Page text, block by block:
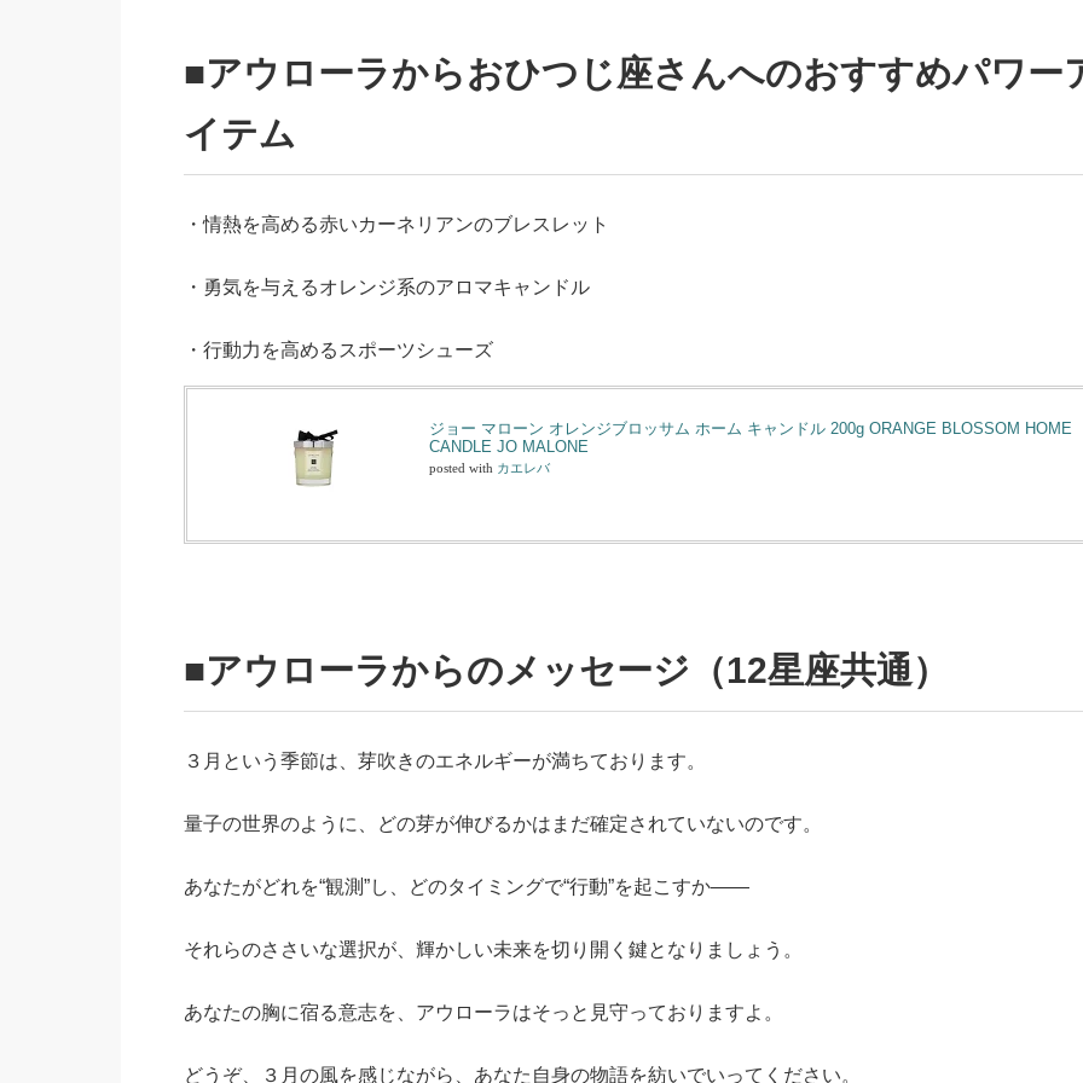
■アウローラからおひつじ座さんへのおすすめパワー
イテム
・情熱を高める赤いカーネリアンのブレスレット
・勇気を与えるオレンジ系のアロマキャンドル
・行動力を高めるスポーツシューズ
ジョー マローン オレンジブロッサム ホーム キャンドル 200g ORANGE BLOSSOM HOME
CANDLE JO MALONE
posted with カエレバ
■アウローラからのメッセージ（12星座共通）
３月という季節は、芽吹きのエネルギーが満ちております。
量子の世界のように、どの芽が伸びるかはまだ確定されていないのです。
あなたがどれを“観測”し、どのタイミングで“行動”を起こすか――
それらのささいな選択が、輝かしい未来を切り開く鍵となりましょう。
あなたの胸に宿る意志を、アウローラはそっと見守っておりますよ。
どうぞ、３月の風を感じながら、あなた自身の物語を紡いでいってください。